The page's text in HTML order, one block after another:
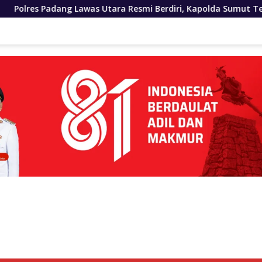
Resmi Berdiri, Kapolda Sumut Tekankan Pelayanan Humanis